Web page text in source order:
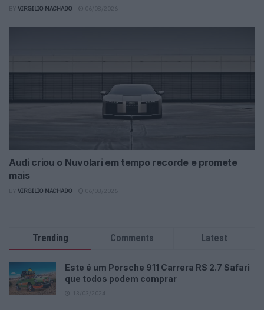
VIRGILIO MACHADO
Audi criou o Nuvolari em tempo recorde e promete
mais
VIRGILIO MACHADO
Trending Comments Latest
Este é um Porsche 911 Carrera RS 2.7 Safari
que todos podem comprar